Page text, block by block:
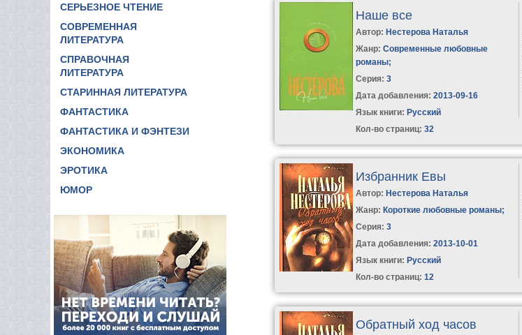
СЕРЬЕЗНОЕ ЧТЕНИЕ
СОВРЕМЕННАЯ
ЛИТЕРАТУРА
СПРАВОЧНАЯ
ЛИТЕРАТУРА
СТАРИННАЯ ЛИТЕРАТУРА
ФАНТАСТИКА
ФАНТАСТИКА И ФЭНТЕЗИ
ЭКОНОМИКА
ЭРОТИКА
ЮМОР
Наше все
Автор: Нестерова Наталья
Жанр: Современные любовные
романы;
Серия:3
Дата добавления: 2013-09-16
Язык книги: Русский
Кол-во страниц: 32
Избранник Евы
Автор: Нестерова Наталья
Жанр: Короткие любовные романы;
Серия:3
Дата добавления: 2013-10-01
Язык книги: Русский
Кол-во страниц: 12
Обратный ход часов